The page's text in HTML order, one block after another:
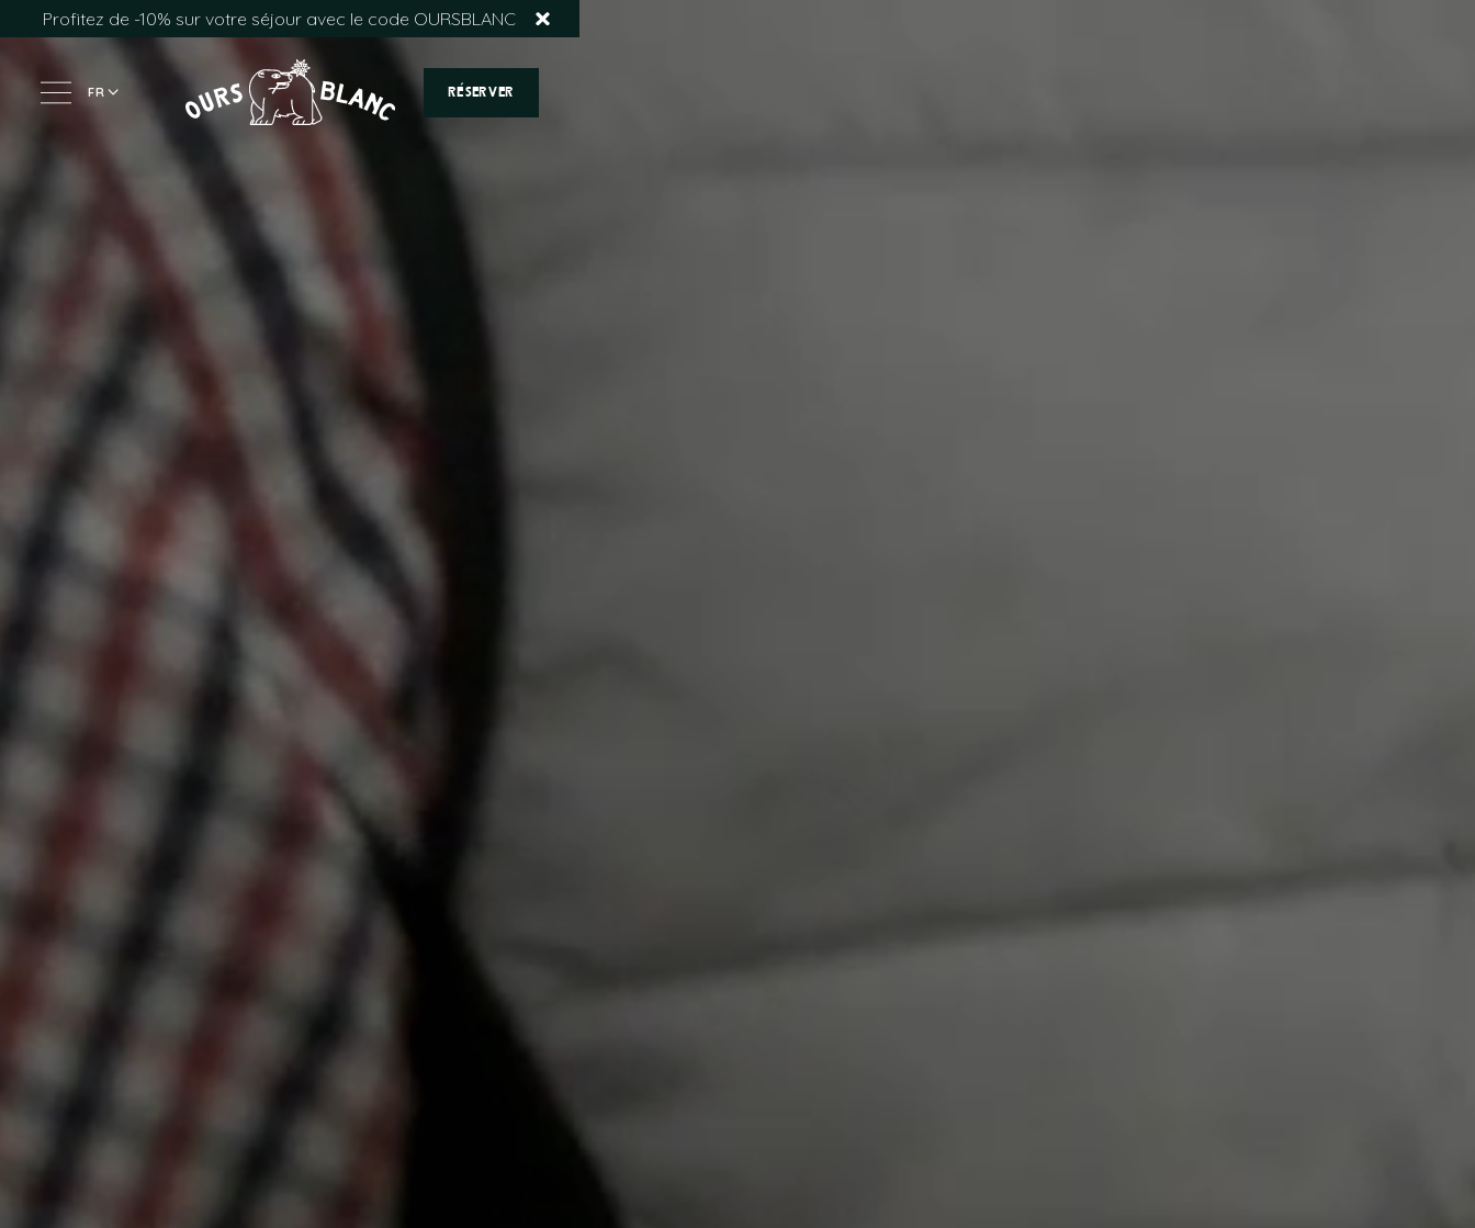
Profitez de -10% sur votre séjour avec le code OURSBLANC
FR RÉSERVER